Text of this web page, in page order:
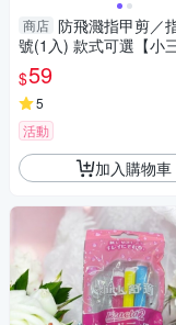
商店 防飛濺指甲剪／
號(1入) 款式可選【小
DS014956
$59
5
活動
加入購物車